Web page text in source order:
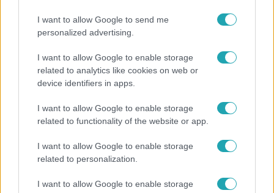
I want to allow Google to send me
personalized advertising.
I want to allow Google to enable storage
related to analytics like cookies on web or
device identifiers in apps.
I want to allow Google to enable storage
related to functionality of the website or app.
I want to allow Google to enable storage
related to personalization.
I want to allow Google to enable storage